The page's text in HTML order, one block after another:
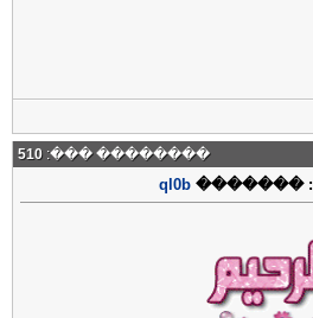
�������� ���:
510
ql0b ������� :